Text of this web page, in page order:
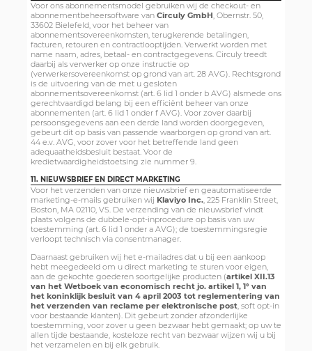
Voor ons abonnementsmodel gebruiken wij de checkout- en
abonnementbeheersoftware van Circuly GmbH, Obernstr. 50,
33602 Bielefeld, voor het beheer van
abonnementsovereenkomsten, terugkerende betalingen,
facturen, retouren en contractlooptijden. Verwerkt worden met
name naam, adres, betaal- en contractgegevens. Circuly treedt
daarbij als verwerker op onze instructie op
(verwerkersovereenkomst op grond van art. 28 AVG). Rechtsgrond
is de uitvoering van de met u gesloten
abonnementsovereenkomst (art. 6 lid 1 onder b AVG) alsmede ons
gerechtvaardigd belang bij een efficiënt beheer van onze
abonnementen (art. 6 lid 1 onder f AVG). Voor zover daarbij
persoonsgegevens aan een derde land worden doorgegeven,
gebeurt dit op basis van passende waarborgen op grond van art.
44 e.v. AVG, voor zover voor het betreffende land geen
adequaatheidsbesluit bestaat. Voor de
kredietwaardigheidstoetsing zie nummer 9.
11. NIEUWSBRIEF EN DIRECT MARKETING
Voor het verzenden van onze nieuwsbrief en geautomatiseerde
marketing-e-mails gebruiken wij Klaviyo Inc., 225 Franklin Street,
Boston, MA 02110, VS. De verzending van de nieuwsbrief vindt
plaats volgens de dubbele-opt-inprocedure op basis van uw
toestemming (art. 6 lid 1 onder a AVG); de toestemmingsregie
verloopt technisch via consentmanager.
Daarnaast gebruiken wij het e-mailadres dat u bij een aankoop
hebt meegedeeld om u direct marketing te sturen voor eigen,
aan de gekochte goederen soortgelijke producten (artikel XII.13
van het Wetboek van economisch recht jo. artikel 1, 1° van
het koninklijk besluit van 4 april 2003 tot reglementering van
het verzenden van reclame per elektronische post, soft opt-in
voor bestaande klanten). Dit gebeurt zonder afzonderlijke
toestemming, voor zover u geen bezwaar hebt gemaakt; op uw te
allen tijde bestaande, kosteloze recht van bezwaar wijzen wij u bij
het verzamelen en bij elk gebruik.